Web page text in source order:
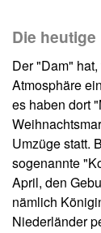
Die
Der "Dam"
Atmosphäre
es haben dort
Umzüge statt.
sogenannte
April, den
nämlich
Niederländer